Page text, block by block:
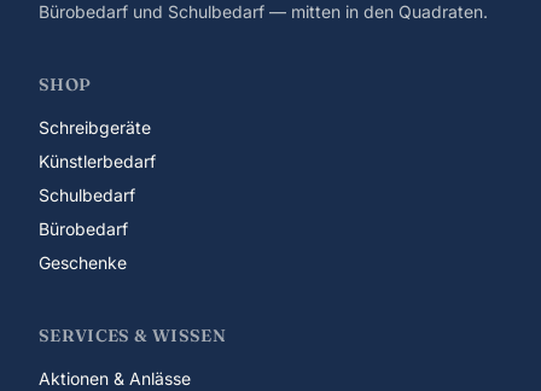
Bürobedarf und Schulbedarf — mitten in den Quadraten.
SHOP
Schreibgeräte
Künstlerbedarf
Schulbedarf
Bürobedarf
Geschenke
SERVICES & WISSEN
Aktionen & Anlässe